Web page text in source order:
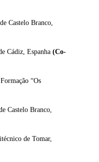
Castelo Branco,
Cádiz, Espanha (Co-
“Os
Castelo Branco,
de Tomar,